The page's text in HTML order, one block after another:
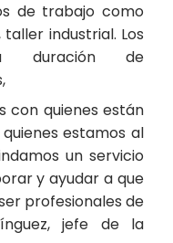
de trabajo como
industrial. Los
duración de
con quienes están
estamos al
un servicio
y ayudar a que
profesionales de
jefe de la